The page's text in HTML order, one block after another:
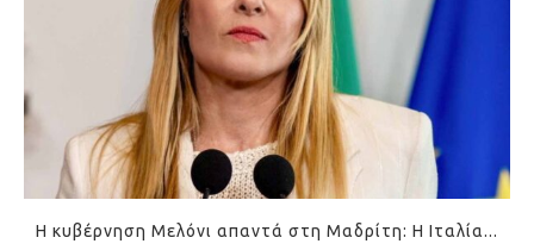
Η κυβέρνηση Μελόνι απαντά στη Μαδρίτη: Η Ιταλία...